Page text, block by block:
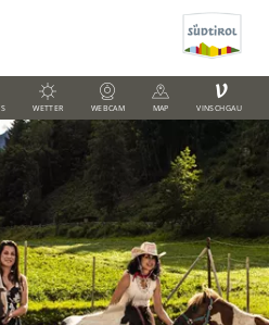
WETTER WEBCAM MAP
V
VINSCHGAU